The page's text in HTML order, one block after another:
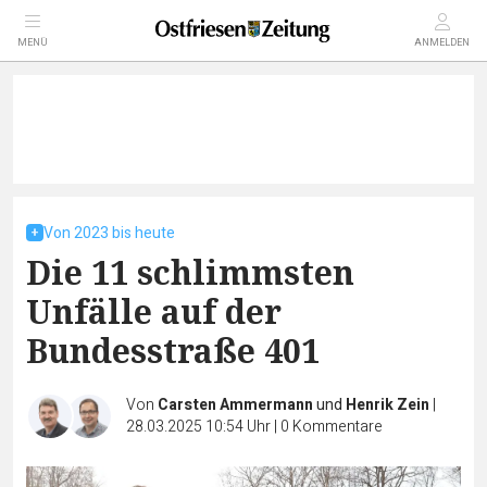
MENÜ ANMELDEN
Von 2023 bis heute
Die 11 schlimmsten
Unfälle auf der
Bundesstraße 401
Von Carsten Ammermannund Henrik Zein |
28.03.2025 10:54 Uhr| 0 Kommentare